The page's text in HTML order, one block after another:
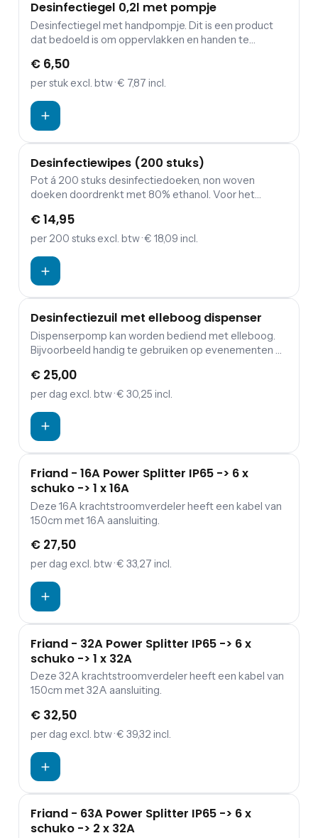
deksel snel in de bodem van de kabelgoot worden
geklikt om het apparaat.
Desinfectiegel 0,2l met pompje
Desinfectiegel met handpompje. Dit is een product
dat bedoeld is om oppervlakken en handen te
het oppervlak en het daarna te laten drogen.
€ 6,50
per stuk excl. btw· € 7,87 incl.
Desinfectiewipes (200 stuks)
Pot á 200 stuks desinfectiedoeken, non woven
doeken doordrenkt met 80% ethanol. Voor het
€ 14,95
per 200 stuks excl. btw· € 18,09 incl.
Desinfectiezuil met elleboog dispenser
Dispenserpomp kan worden bediend met elleboog.
Bijvoorbeeld handig te gebruiken op evenementen of
€ 25,00
per dag excl. btw· € 30,25 incl.
Friand - 16A Power Splitter IP65 -> 6 x
schuko -> 1 x 16A
Deze 16A krachtstroomverdeler heeft een kabel van
150cm met 16A aansluiting.
€ 27,50
per dag excl. btw· € 33,27 incl.
Friand - 32A Power Splitter IP65 -> 6 x
schuko -> 1 x 32A
Deze 32A krachtstroomverdeler heeft een kabel van
150cm met 32A aansluiting.
€ 32,50
per dag excl. btw· € 39,32 incl.
Friand - 63A Power Splitter IP65 -> 6 x
schuko -> 2 x 32A